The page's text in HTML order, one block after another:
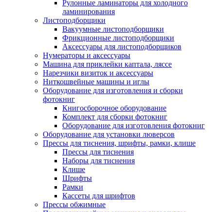
Рулонные ламинаторы для холодного
ламинирования
Листоподборщики
Вакуумные листоподборщики
Фрикционные листоподборщики
Аксессуары для листоподборщиков
Нумераторы и аксессуары
Машина для приклейки каптала, ляссе
Нарезчики визиток и аксессуары
Ниткошвейные машины и иглы
Оборудование для изготовления и сборки
фотокниг
Книгосборочное оборудование
Комплект для сборки фотокниг
Оборудование для изготовления фотокниг
Оборудование для установки люверсов
Прессы для тиснения, шрифты, рамки, клише
Прессы для тиснения
Наборы для тиснения
Клише
Шрифты
Рамки
Кассеты для шрифтов
Прессы обжимные